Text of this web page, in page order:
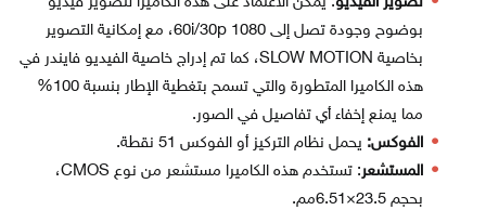
بوضوح وجودة تصل إلى 1080 60i/30p، مع إمكانية التصوير
بخاصية SLOW MOTION، كما تم إدراج خاصية الفيديو فايندر في
هذه الكاميرا المتطورة والتي تسمح بتغطية الإطار بنسبة 100%
مما يمنع إخفاء أي تفاصيل في الصور.
الفوكس: يحمل نظام التركيز أو الفوكس 51 نقطة.
المستشعر
: تستخدم هذه الكاميرا مستشعر من نوع CMOS،
بحجم 23.5×6.51مم.